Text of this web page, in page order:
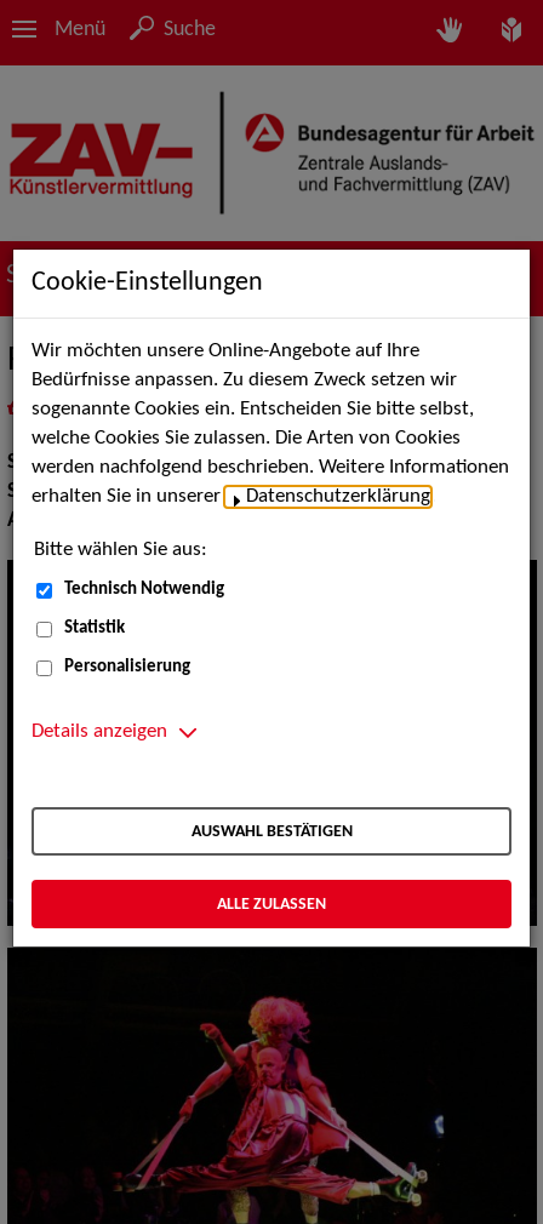
Menü Suche
Suche nach Künstler*innen
Fast Fat Company
als PDF speichern
inMeine Merklistelegen
Show:Artistik
Show Acts: Comedy
Artistik:
Cookie-Einstellungen
Wir möchten unsere Online-Angebote auf Ihre
Bedürfnisse anpassen. Zu diesem Zweck setzen wir
sogenannte Cookies ein. Entscheiden Sie bitte selbst,
welche Cookies Sie zulassen. Die Arten von Cookies
werden nachfolgend beschrieben. Weitere Informationen
erhalten Sie in unserer
Datenschutzerklärung
Bitte wählen Sie aus:
Technisch Notwendig
Statistik
Personalisierung
Details anzeigen
AUSWAHL BESTÄTIGEN
ALLE ZULASSEN